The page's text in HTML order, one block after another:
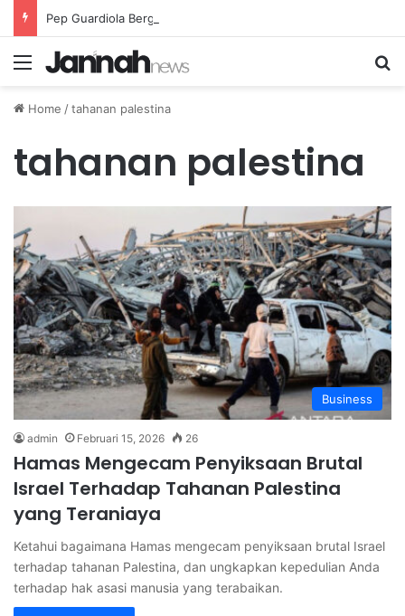
Menu
Home /tahanan palestina
tahanan palestina
Business
admin Februari 15, 2026 26
Hamas Mengecam Penyiksaan Brutal
Israel Terhadap Tahanan Palestina
yang Teraniaya
Ketahui bagaimana Hamas mengecam penyiksaan brutal Israel
terhadap tahanan Palestina, dan ungkapkan kepedulian Anda
terhadap hak asasi manusia yang terabaikan.